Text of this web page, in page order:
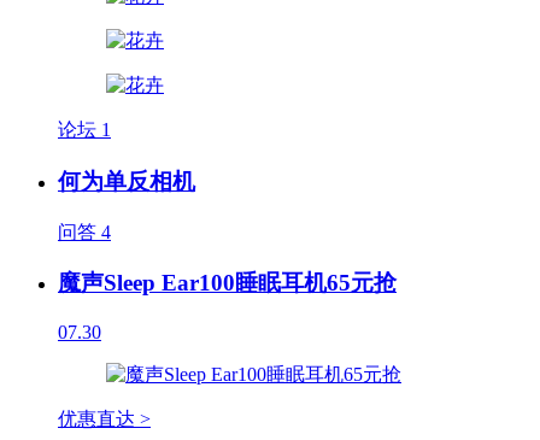
论坛 1
何为单反相机
问答 4
魔声Sleep Ear100睡眠耳机65元抢
07.30
优惠直达 >